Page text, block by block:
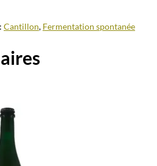
Cantillon, Fermentation spontanée